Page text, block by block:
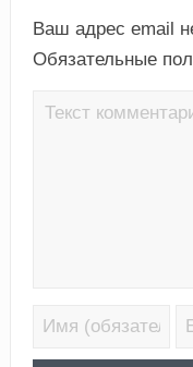
Ваш адрес email
Обязательные